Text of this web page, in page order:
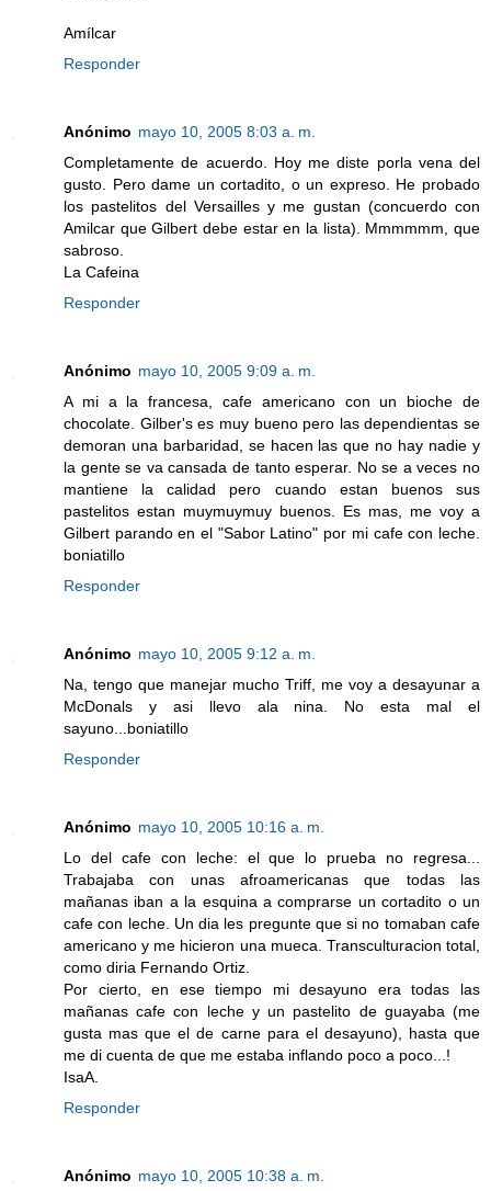
Amílcar
Responder
Anónimo mayo 10, 2005 8:03 a. m.
Completamente de acuerdo. Hoy me diste porla vena del
gusto. Pero dame un cortadito, o un expreso. He probado
los pastelitos del Versailles y me gustan (concuerdo con
Amilcar que Gilbert debe estar en la lista). Mmmmmm, que
sabroso.
La Cafeina
Responder
Anónimo mayo 10, 2005 9:09 a. m.
A mi a la francesa, cafe americano con un bioche de
chocolate. Gilber's es muy bueno pero las dependientas se
demoran una barbaridad, se hacen las que no hay nadie y
la gente se va cansada de tanto esperar. No se a veces no
mantiene la calidad pero cuando estan buenos sus
pastelitos estan muymuymuy buenos. Es mas, me voy a
Gilbert parando en el "Sabor Latino" por mi cafe con leche.
boniatillo
Responder
Anónimo mayo 10, 2005 9:12 a. m.
Na, tengo que manejar mucho Triff, me voy a desayunar a
McDonals y asi llevo ala nina. No esta mal el
sayuno...boniatillo
Responder
Anónimo mayo 10, 2005 10:16 a. m.
Lo del cafe con leche: el que lo prueba no regresa...
Trabajaba con unas afroamericanas que todas las
mañanas iban a la esquina a comprarse un cortadito o un
cafe con leche. Un dia les pregunte que si no tomaban cafe
americano y me hicieron una mueca. Transculturacion total,
como diria Fernando Ortiz.
Por cierto, en ese tiempo mi desayuno era todas las
mañanas cafe con leche y un pastelito de guayaba (me
gusta mas que el de carne para el desayuno), hasta que
me di cuenta de que me estaba inflando poco a poco...!
IsaA.
Responder
Anónimo mayo 10, 2005 10:38 a. m.